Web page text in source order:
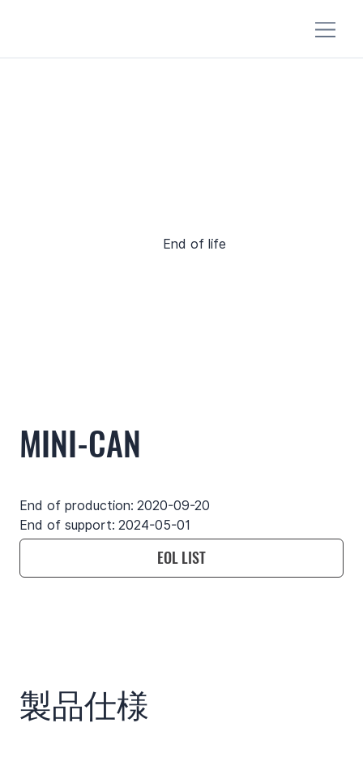
End of life
MINI-CAN
End of production: 2020-09-20
End of support: 2024-05-01
EOL LIST
製品仕様